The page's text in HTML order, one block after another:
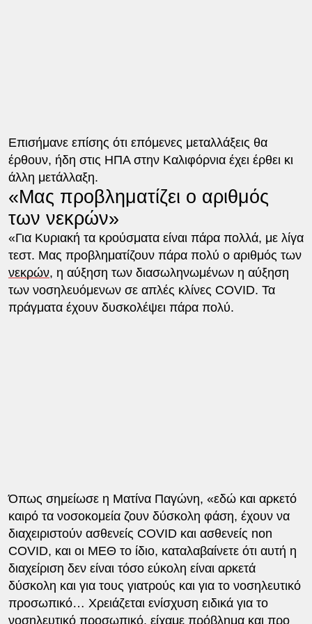
Επισήμανε επίσης ότι επόμενες μεταλλάξεις θα
έρθουν, ήδη στις ΗΠΑ στην Καλιφόρνια έχει έρθει κι
άλλη μετάλλαξη.
«Μας προβληματίζει ο αριθμός
των νεκρών»
«Για Κυριακή τα κρούσματα είναι πάρα πολλά, με λίγα
τεστ. Μας προβληματίζουν πάρα πολύ ο αριθμός των
νεκρών, η αύξηση των διασωληνωμένων η αύξηση
των νοσηλευόμενων σε απλές κλίνες COVID. Τα
πράγματα έχουν δυσκολέψει πάρα πολύ.
Όπως σημείωσε η Ματίνα Παγώνη, «εδώ και αρκετό
καιρό τα νοσοκομεία ζουν δύσκολη φάση, έχουν να
διαχειριστούν ασθενείς COVID και ασθενείς non
COVID, και οι ΜΕΘ το ίδιο, καταλαβαίνετε ότι αυτή η
διαχείριση δεν είναι τόσο εύκολη είναι αρκετά
δύσκολη και για τους γιατρούς και για το νοσηλευτικό
προσωπικό… Χρειάζεται ενίσχυση ειδικά για το
νοσηλευτικό προσωπικό, είχαμε πρόβλημα και προ